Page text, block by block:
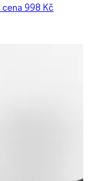
cena998 Kč